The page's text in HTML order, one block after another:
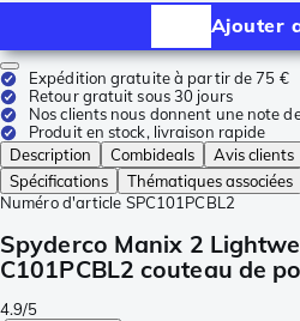
Ajouter
Expédition gratuite à partir de 75 €
Retour gratuit sous 30 jours
Nos clients nous donnent une note
Produit en stock, livraison rapide
Description
Combideals Avis clients
Spécifications
Thématiques associées
Numéro d'article SPC101PCBL2
Spyderco Manix 2
C101PCBL2 couteau de
4.9/5